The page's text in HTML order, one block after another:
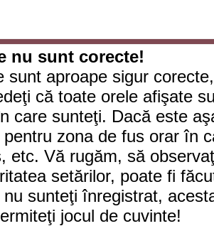
nu sunt corecte!
sunt aproape sigur
că toate orele afişate
care sunteţi. Dacă este
pentru zona de fus orar în
etc. Vă rugăm, să
setărilor, poate fi
nu sunteţi înregistrat,
jocul de cuvinte!